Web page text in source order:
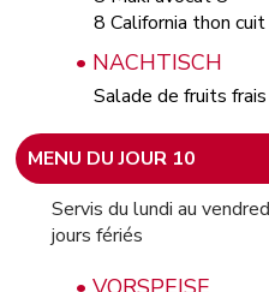
8 California thon
• NACHTISCH
Salade de fruits frais
MENU DU JOUR 10
Servis du lundi au
jours fériés